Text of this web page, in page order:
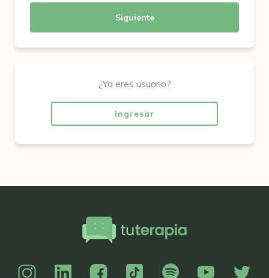
Siguiente
¿Ya eres usuario?
Ingresar